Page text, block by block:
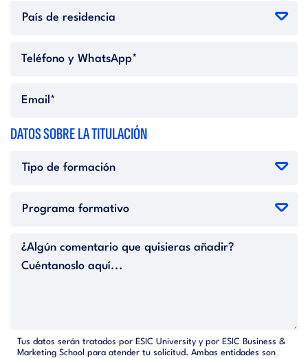
DATOS SOBRE LA TITULACIÓN
Tus datos serán tratados por ESIC University y por ESIC Business &
Marketing School para atender tu solicitud. Ambas entidades son